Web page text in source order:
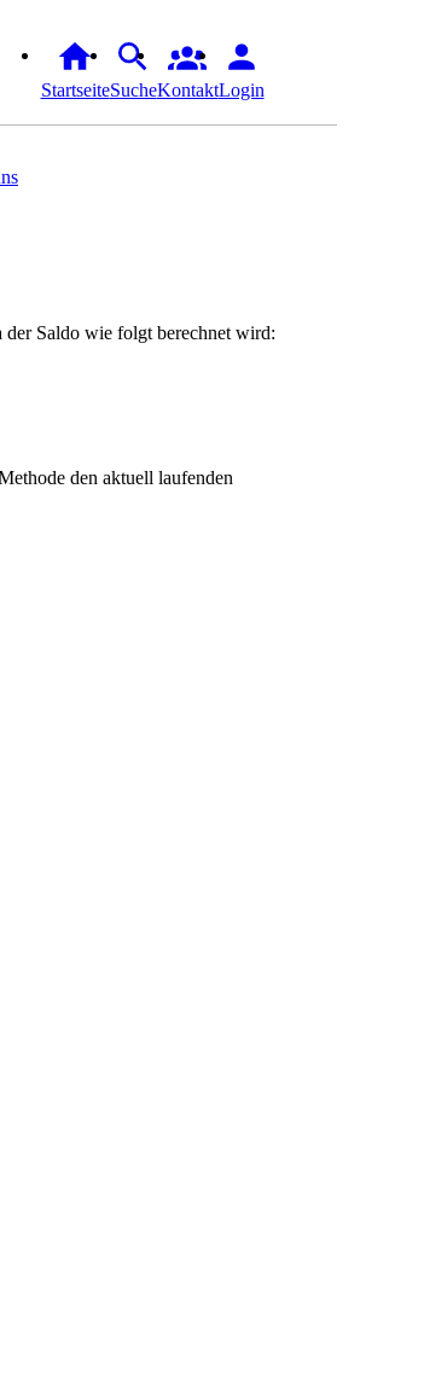
StartseiteSucheKontaktLogin
der Saldo wie folgt berechnet wird:
den aktuell laufenden